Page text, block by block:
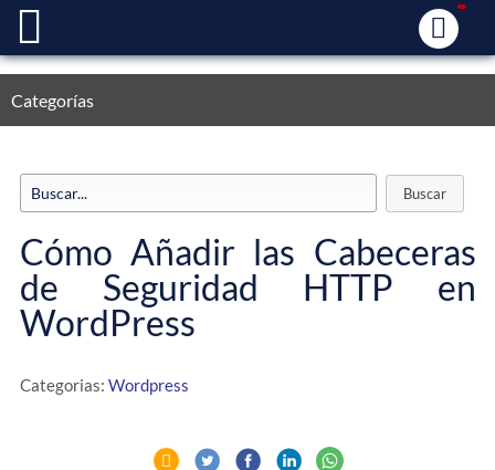
Categorías
Cómo Añadir las Cabeceras
de Seguridad HTTP en
WordPress
Categorias: Wordpress